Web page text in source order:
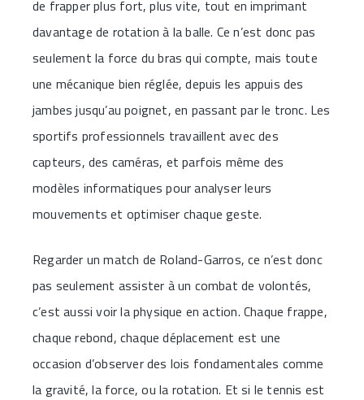
de frapper plus fort, plus vite, tout en imprimant
davantage de rotation à la balle. Ce n’est donc pas
seulement la force du bras qui compte, mais toute
une mécanique bien réglée, depuis les appuis des
jambes jusqu’au poignet, en passant par le tronc. Les
sportifs professionnels travaillent avec des
capteurs, des caméras, et parfois même des
modèles informatiques pour analyser leurs
mouvements et optimiser chaque geste.
Regarder un match de Roland-Garros, ce n’est donc
pas seulement assister à un combat de volontés,
c’est aussi voir la physique en action. Chaque frappe,
chaque rebond, chaque déplacement est une
occasion d’observer des lois fondamentales comme
la gravité, la force, ou la rotation. Et si le tennis est